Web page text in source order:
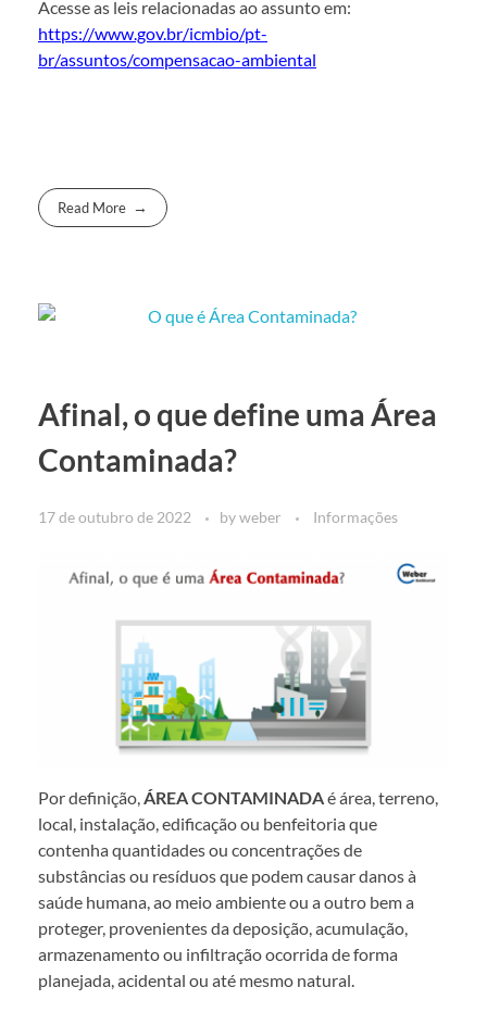
Acesse as leis relacionadas ao assunto em:
https://www.gov.br/icmbio/pt-
br/assuntos/compensacao-ambiental
Read More
Afinal, o que define uma Área
Contaminada?
17 de outubro de 2022 byweber Informações
Por definição,ÁREA CONTAMINADAé área, terreno,
local, instalação, edificação ou benfeitoria que
contenha quantidades ou concentrações de
substâncias ou resíduos que podem causar danos à
saúde humana, ao meio ambiente ou a outro bem a
proteger, provenientes da deposição, acumulação,
armazenamento ou infiltração ocorrida de forma
planejada, acidental ou até mesmo natural.